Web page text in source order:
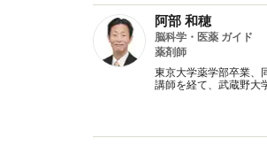
阿部 和穂
脳科学・医薬 ガイド
薬剤師
東京大学薬学部卒業、
講師を経て、武蔵野大